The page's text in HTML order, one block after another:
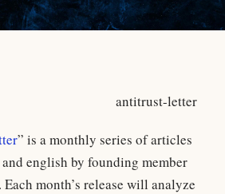
” is a monthly series of articles
english by founding member
month’s release will analyze